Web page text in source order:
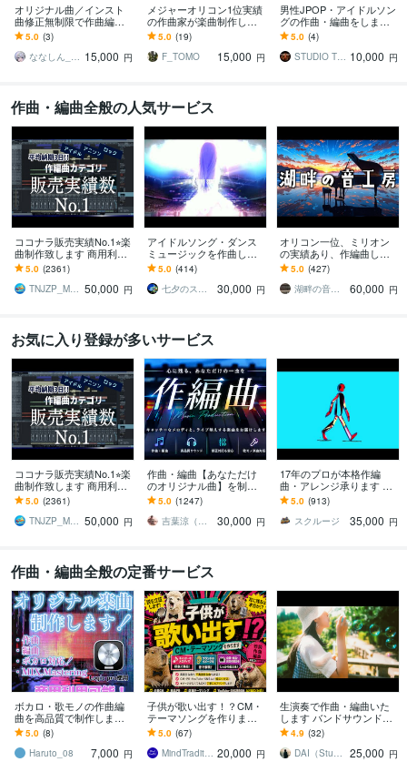
オリジナル曲／インスト
曲修正無制限で作曲編曲
します ミュージシャン,歌
い手,Vtuber etc. 特別な1
曲を
5.0 (3)
ななしん_Music 15,000 円
メジャーオリコン1位実績
の作曲家が楽曲制作しま
す メジャークオリティの
楽曲提供します
5.0 (19)
F_TOMO
15,000 円
男性JPOP・アイドルソン
グの作曲・編曲をします
メジャーデビュー歴有り
☆プロ生歌ハモリ・コー
ラスを無料で
5.0 (4)
STUDIO TOSH 10,000 円
作曲・編曲全般の人気サービス
ココナラ販売実績No.1⭐︎楽
曲制作致します 商用利用
OK♫ リピーター多数の楽
曲制作サービスです
5.0 (2361)
TNJZP_MUSIC 50,000 円
アイドルソング・ダンス
ミュージックを作曲しま
す 【音圧・サウンドクオ
リティ重視】
5.0 (414)
七夕のスタジオ
30,000 円
オリコン一位、ミリオン
の実績あり、作編曲しま
す ピアノが特に得意で
す。ピアノアレンジはお
任せください。
5.0 (427)
湖畔の音工房
60,000 円
お気に入り登録が多いサービス
ココナラ販売実績No.1⭐︎楽
曲制作致します 商用利用
OK♫ リピーター多数の楽
曲制作サービスです
5.0 (2361)
TNJZP_MUSIC 50,000 円
作曲・編曲【あなただけ
のオリジナル曲】を制作
します 販売実績1,000件
超！初めての方も安心し
てご相談ください☆
5.0 (1247)
吉葉涼（あーるず）
30,000 円
17年のプロが本格作編
曲・アレンジ承ります ク
オリティ重視！ぜひサン
プルをご視聴ください
5.0 (913)
スクルージ
35,000 円
作曲・編曲全般の定番サービス
ボカロ・歌モノの作曲編
曲を高品質で制作します
商用利用可能！初めての
楽曲制作でも丁寧にサポ
ートします！
5.0 (8)
Haruto_08
7,000 円
子供が歌い出す！？CM・
テーマソングを作ります
マジメな企業ソングか
ら、クセになるネタ曲ま
で対応します
5.0 (67)
MindTradition制作チーム 20,000 円
生演奏で作曲・編曲いた
します バンドサウンド
（Pop / Rock）が得意で
す！
4.9 (32)
DAI（Studio Delight）
25,000 円